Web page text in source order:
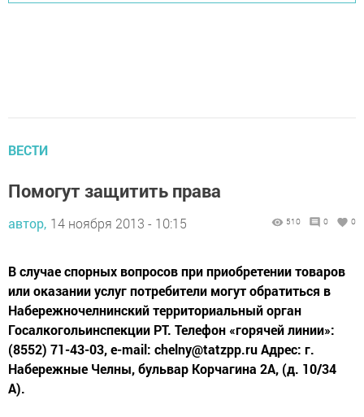
ВЕСТИ
Помогут защитить права
автор, 14 ноября 2013 - 10:15 510 0 0
В случае спорных вопросов при приобретении товаров
или оказании услуг потребители могут обратиться в
Набережночелнинский территориальный орган
Госалкогольинспекции РТ. Телефон «горячей линии»:
(8552) 71-43-03, e-mail: chelny@tatzpp.ru Адрес: г.
Набережные Челны, бульвар Корчагина 2А, (д. 10/34
А).